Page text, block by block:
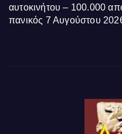
αυτοκινήτου – 100.000
πανικός 7 Αυγούστου